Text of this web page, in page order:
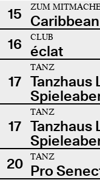
15
ZUM
16
CLUB
éclat
17
TANZ
Tanzhaus
17
TANZ
Tanzhaus
20
TANZ
Pro